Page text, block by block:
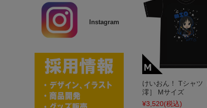
けいおん！ Tシャツ
澪］ Mサイズ
¥3,520(税込)
Instagram